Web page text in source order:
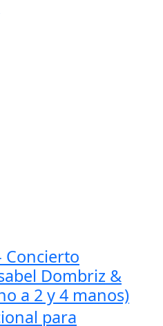
Concierto
Dombriz &
a 2 y 4 manos)
para